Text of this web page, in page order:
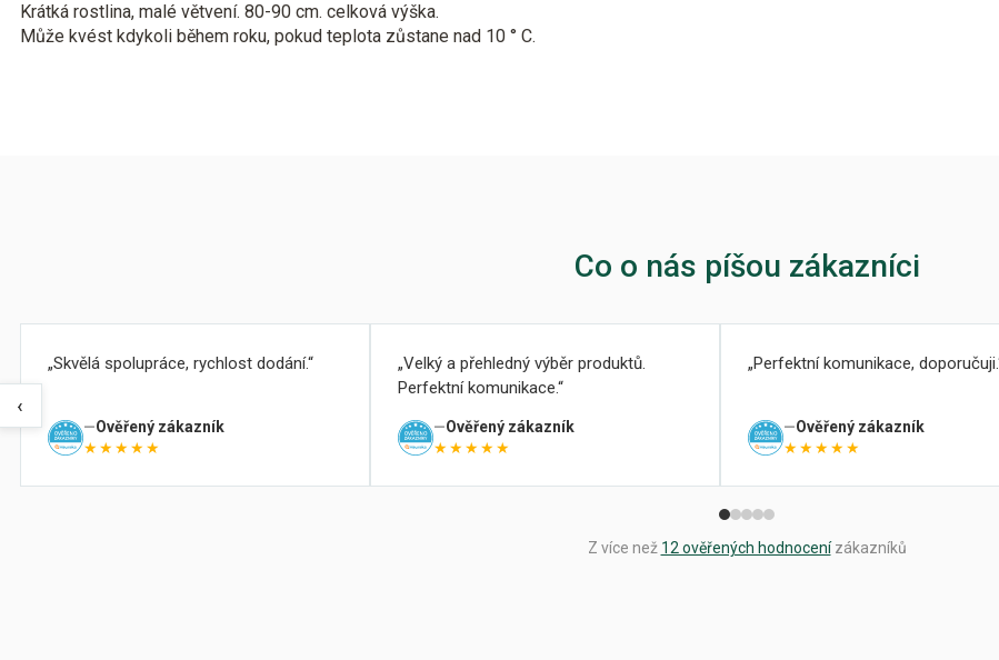
Krátká rostlina, malé větvení. 80-90 cm. celková výška.
Může kvést kdykoli během roku, pokud teplota zůstane nad 10 ° C.
Co o nás píšou zákazníci
‹
Skvělá spolupráce, rychlost dodání.
Ověřený zákazník
★★★★★
Velký a přehledný výběr produktů.
Perfektní komunikace.
Ověřený zákazník
★★★★★
Perfektní komunikace, doporučuji.
Ověřený zákazník
★★★★★
Z více než 12 ověřených hodnocenízákazníků